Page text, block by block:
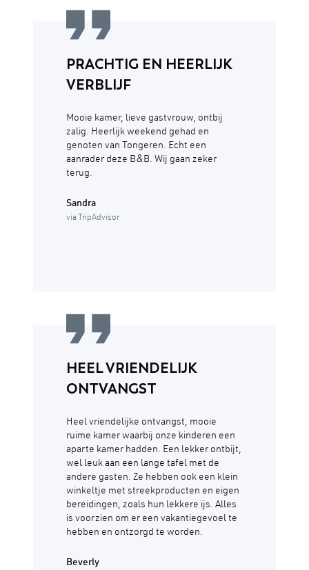
PRACHTIG EN HEERLIJK
VERBLIJF
Mooie kamer, lieve gastvrouw, ontbij
zalig. Heerlijk weekend gehad en
genoten van Tongeren. Echt een
aanrader deze B&B. Wij gaan zeker
terug.
Sandra
via TripAdvisor
HEEL VRIENDELIJK
ONTVANGST
Heel vriendelijke ontvangst, mooie
ruime kamer waarbij onze kinderen een
aparte kamer hadden. Een lekker ontbijt,
wel leuk aan een lange tafel met de
andere gasten. Ze hebben ook een klein
winkeltje met streekproducten en eigen
bereidingen, zoals hun lekkere ijs. Alles
is voorzien om er een vakantiegevoel te
hebben en ontzorgd te worden.
Beverly